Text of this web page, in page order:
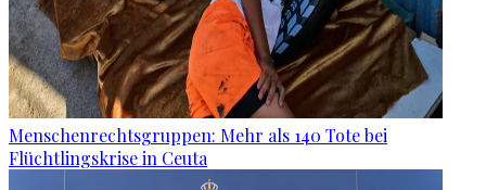
Menschenrechtsgruppen: Mehr als 140 Tote bei
Flüchtlingskrise in Ceuta